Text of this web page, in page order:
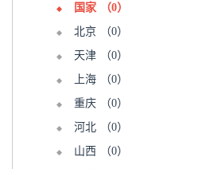
国家
（0）
北京
（0）
天津
（0）
上海
（0）
重庆
（0）
河北
（0）
山西
（0）